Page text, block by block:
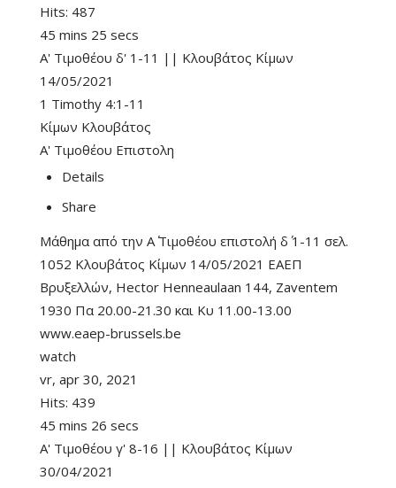
Hits: 487
45 mins 25 secs
Α' Τιμοθέου δ' 1-11 || Κλουβάτος Κίμων
14/05/2021
1 Timothy 4:1-11
Κίμων Κλουβάτος
Α' Τιμοθέου Επιστολη
Details
Share
Μάθημα από την Α΄ Τιμοθέου επιστολή δ΄ 1-11 σελ.
1052 Κλουβάτος Κίμων 14/05/2021 ΕΑΕΠ
Βρυξελλών, Hector Henneaulaan 144, Zaventem
1930 Πα 20.00-21.30 και Κυ 11.00-13.00
www.eaep-brussels.be
watch
vr, apr 30, 2021
Hits: 439
45 mins 26 secs
Α' Τιμοθέου γ' 8-16 || Κλουβάτος Κίμων
30/04/2021